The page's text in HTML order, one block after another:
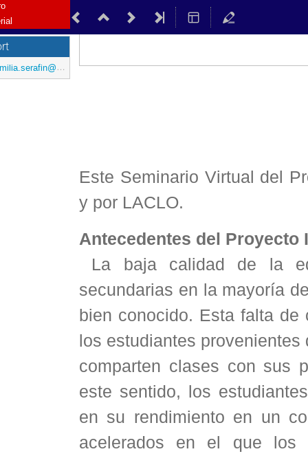
Este Seminario Virtual del
y por LACLO.
Antecedentes del Proyecto
La baja calidad de la
secundarias en la mayoría
bien conocido. Esta falta de
los estudiantes
comparten clases con sus
este sentido, los
en su rendimiento en un
acelerados en el que los